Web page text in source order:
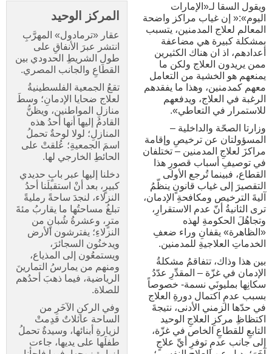
المركز الوحيد
عقار «ترمادول» المهرَّبِ
انتشر عبرَ الأنفاقِ على
طولِ الشريطِ الحدودي بين
القطاعِ والجانب المصري.
تقعُ الجمعية الفلسطينيةُ
لعلاج ضحايا الإدمانِ؛ وسطَ
منازلِ المواطنين، ويظنُّ
القادمُ إليها أنها أحدُ هذه
المنازلِ؛ لولا لوحةٌ تحملُ
اسمَ الجمعيةِ؛ عُلقتْ على
الحائطِ الخارجي لها.
دخلنا إليها عبر بابٍ حديدي
كبيرٍ، بعد أنْ استقبلَنا أحدُ
النزلاء، لنجدَ ساحةً رمليةً
تبلغُ مساحتُها ما يقاربُ مئةَ
مترٍ، وعشرةُ شُبانٍ من
النزلاءِ؛ يفترشون الأرض
ويدخنُون السجائرَ،
ويستمعُون إلى المذياع،
ومنهم من يمارسُ التمارينَ
الرياضية، فيما ذهبَ أحدُهم
للصلاة.
وفي الركنِ الآخَرِ من
الساحة عائلاتٌ قدِمتْ
لزيارةِ أبنائها، وسيدةٌ تحملُ
طفلَها على يديها، جاءت
ويقول السقا لـ«الإمارات
اليوم»:« إن غياب مراكز واضحة
المعالم لعلاج المدمنين، يتسبب
بمشكلة كبيرة هي مضاعفة
أعدادهم، اذ ان هناك الكثيرين
ممن يريدون العلاج ولكن ما
يمنعهم هو الخشية من التعامل
معهم كمدمنين، وهذا ما يفقدهم
الرغبة في العلاج، ويدفعهم
للاستمرار في التعاطي».
وزارتا الصحّة والداخلية –
المسؤولتان عن ترخيصِ وإقامة
مراكزَ لعلاجِ المدمنين – تختلفان
في توصيفِ أسباب قصورِ هذا
القطاع، فبينما تُرجع الأولى
التقصيرَ إلى غياب قانونٍ ينظّمُ
آليةَ الترخيص ومكافحةِ الإدمان،
ترى الثانيةُ أنّ عدم الاستقرارِ،
وتجاهُلَ الحكومةِ لهذه
«الظاهرة» يقفانِ وراء ضعفِ
الخدماتِ العلاجيةِ للمدمنين.
بين هذا وذاك، تتفاقمُ مشكلةُ
الإدمان في غزّة – المقدِّرِ عدّدُ
سكانِها بمليونَي نسمة- خصوصاً
بسبب عدمِ اكتمال دورةِ العلاج
في حدّها الزمني الأدنى، نتيجةَ
اكتظاظِ مركزِ العلاجِ الوحيد
التابعِ للقطاعِ الخاص في غزّة،
إلى جانب عدمِ توفرِ أيِّ علاجٍ